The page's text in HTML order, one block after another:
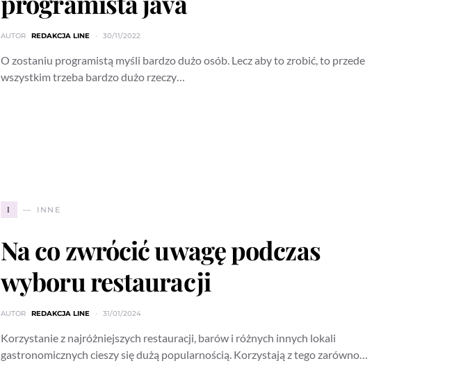
AUTOR REDAKCJA LINE 30/11/2022
O zostaniu programistą myśli bardzo dużo osób. Lecz aby to zrobić, to przede
wszystkim trzeba bardzo dużo rzeczy…
I INNE
Na co zwrócić uwagę podczas
wyboru restauracji
AUTOR REDAKCJA LINE 31/01/2024
Korzystanie z najróżniejszych restauracji, barów i różnych innych lokali
gastronomicznych cieszy się dużą popularnością. Korzystają z tego zarówno…